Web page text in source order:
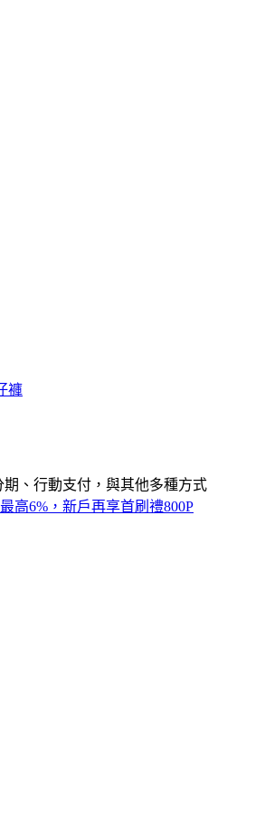
褲
、行動支付，與其他多種方式
高6%，新戶再享首刷禮800P